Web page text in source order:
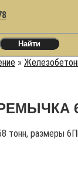
»
тонн, размеры